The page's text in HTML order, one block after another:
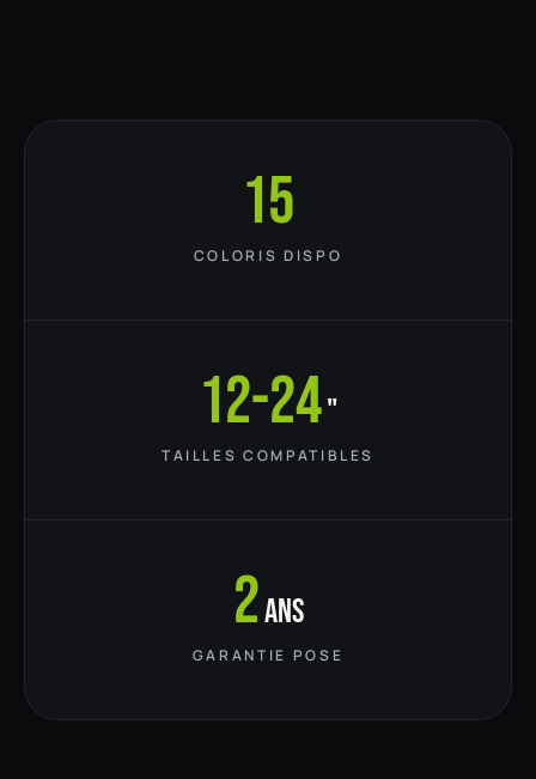
15
COLORIS DISPO
12-24"
TAILLES COMPATIBLES
2ans
GARANTIE POSE